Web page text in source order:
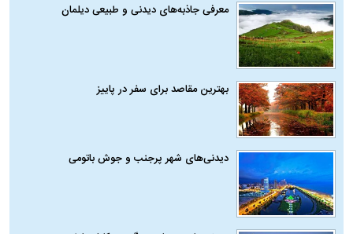
معرفی جاذبه‌های دیدنی و طبیعی دیلمان
بهترین مقاصد برای سفر در پاییز
دیدنی‌های شهر پرجنب و جوش باتومی